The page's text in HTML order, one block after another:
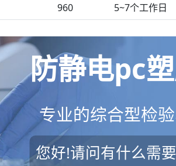
960 5~7个工作日
防静电pc
专业的综合型检
您好!请问有什么需